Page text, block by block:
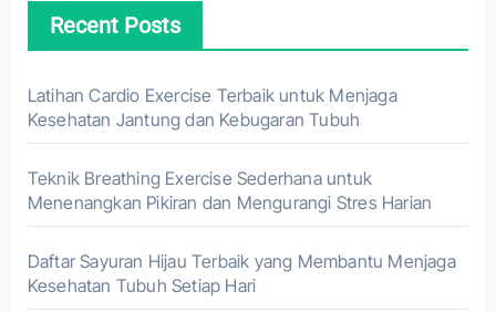
Recent Posts
Latihan Cardio Exercise Terbaik untuk Menjaga
Kesehatan Jantung dan Kebugaran Tubuh
Teknik Breathing Exercise Sederhana untuk
Menenangkan Pikiran dan Mengurangi Stres Harian
Daftar Sayuran Hijau Terbaik yang Membantu Menjaga
Kesehatan Tubuh Setiap Hari